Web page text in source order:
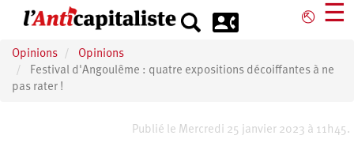
principal
⎋ ☰
Opinions
Opinions
Festival d'Angoulême : quatre expositions décoiffantes à ne
pas rater !
Publié le Mercredi 25 janvier 2023 à 11h45.